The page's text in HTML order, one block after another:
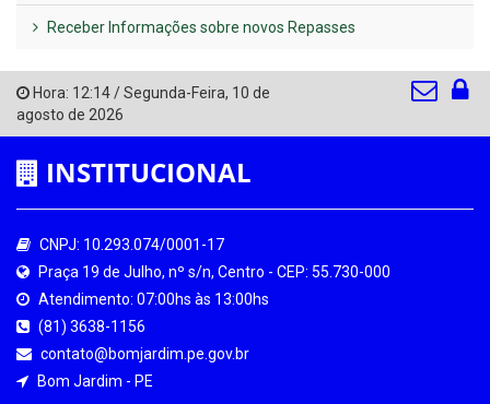
Receber Informações sobre novos Repasses
Hora: 12:14/Segunda-Feira, 10 de
agosto de 2026
INSTITUCIONAL
CNPJ: 10.293.074/0001-17
Praça 19 de Julho, nº s/n, Centro - CEP: 55.730-000
Atendimento: 07:00hs às 13:00hs
(81) 3638-1156
contato@bomjardim.pe.gov.br
Bom Jardim - PE